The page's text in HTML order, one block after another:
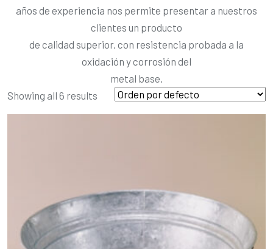
años de experiencia nos permite presentar a nuestros
clientes un producto
de calidad superior, con resistencia probada a la
oxidación y corrosión del
metal base.
Showing all 6 results